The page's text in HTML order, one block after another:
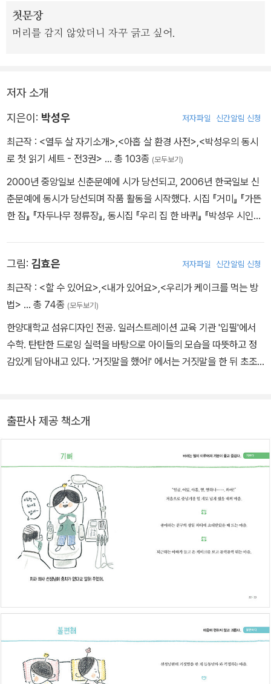
첫문장
머리를 감지 않았더니 자꾸 긁고 싶어.
저자 소개
지은이: 박성우 저자파일 신간알림 신청
최근작 : <열두 살 자기소개> <아홉 살 환경 사전> <박성우의 동시
로 첫 읽기 세트 - 전3권> … 총 103종 (모두보기)
2000년 중앙일보 신춘문예에 시가 당선되고, 2006년 한국일보 신
춘문예에 동시가 당선되며 작품 활동을 시작했다. 시집 『거미』 『가뜬
한 잠』 『자두나무 정류장』, 동시집 『우리 집 한 바퀴』 『박성우 시인의
희망』 등을 냈다.
그림: 김효은 저자파일 신간알림 신청
최근작 : <할 수 있어요> <내가 있어요> <우리가 케이크를 먹는 방
법> … 총 74종 (모두보기)
한양대학교 섬유디자인 전공. 일러스트레이션 교육 기관 '입필'에서
수학. 탄탄한 드로잉 실력을 바탕으로 아이들의 모습을 따뜻하고 정
감있게 담아내고 있다. '거짓말을 했어!' 에서는 거짓말을 한 뒤 초조
스트롱', '흉내쟁이 도깨비', '사회가 재미있어지는 2학년 맞춤정치' 등
출판사 제공 책소개